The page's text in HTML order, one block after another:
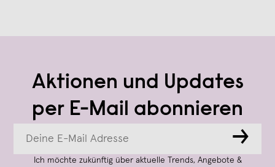
Aktionen und Updates
per E-Mail abonnieren
→
Ich möchte zukünftig über aktuelle Trends, Angebote &